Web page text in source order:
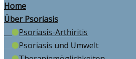
Home
Über Psoriasis
Psoriasis-Arthiritis
Psoriasis und Umwelt